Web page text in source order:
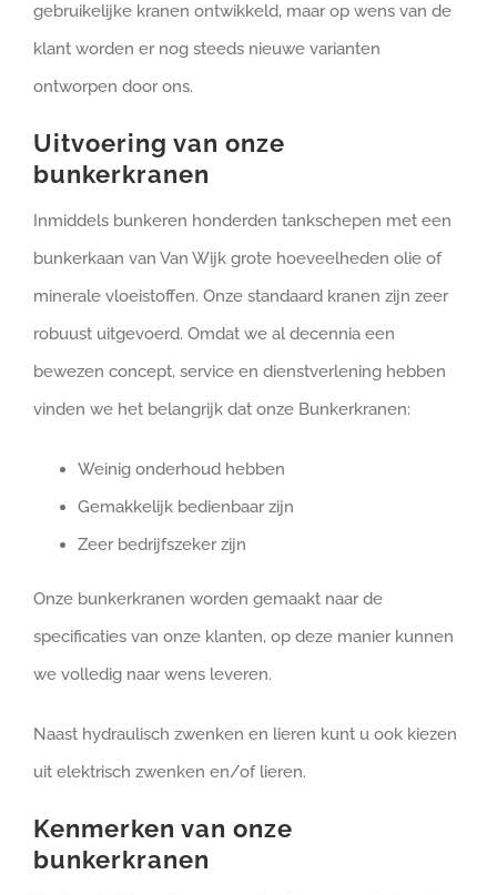
gebruikelijke kranen ontwikkeld, maar op wens van de
klant worden er nog steeds nieuwe varianten
ontworpen door ons.
Uitvoering van onze
bunkerkranen
Inmiddels bunkeren honderden tankschepen met een
bunkerkaan van Van Wijk grote hoeveelheden olie of
minerale vloeistoffen. Onze standaard kranen zijn zeer
robuust uitgevoerd. Omdat we al decennia een
bewezen concept, service en dienstverlening hebben
vinden we het belangrijk dat onze Bunkerkranen:
Weinig onderhoud hebben
Gemakkelijk bedienbaar zijn
Zeer bedrijfszeker zijn
Onze bunkerkranen worden gemaakt naar de
specificaties van onze klanten, op deze manier kunnen
we volledig naar wens leveren.
Naast hydraulisch zwenken en lieren kunt u ook kiezen
uit elektrisch zwenken en/of lieren.
Kenmerken van onze
bunkerkranen